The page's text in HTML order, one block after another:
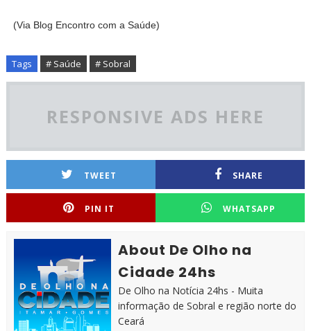
(Via Blog Encontro com a Saúde)
Tags # Saúde # Sobral
RESPONSIVE ADS HERE
TWEET SHARE
PIN IT WHATSAPP
About De Olho na
Cidade 24hs
De Olho na Notícia 24hs - Muita
informação de Sobral e região norte do
Ceará